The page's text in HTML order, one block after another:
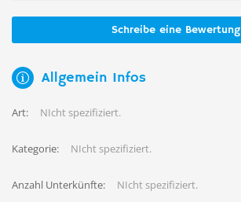
Schreibe eine Bewertung
Allgemein Infos
Art: NIcht spezifiziert.
Kategorie: NIcht spezifiziert.
Anzahl Unterkünfte: NIcht spezifiziert.